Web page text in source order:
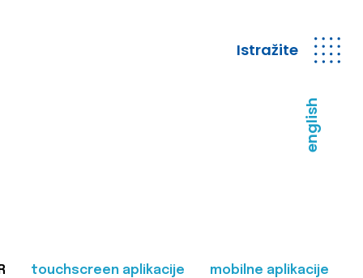
Istražite
english
touchscreen aplikacije mobilne aplikacije